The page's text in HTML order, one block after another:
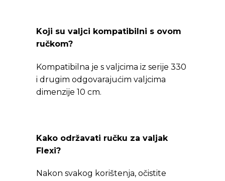
Koji su valjci kompatibilni s ovom
ručkom?
Kompatibilna je s valjcima iz serije 330
i drugim odgovarajućim valjcima
dimenzije 10 cm.
Kako održavati ručku za valjak
Flexi?
Nakon svakog korištenja, očistite